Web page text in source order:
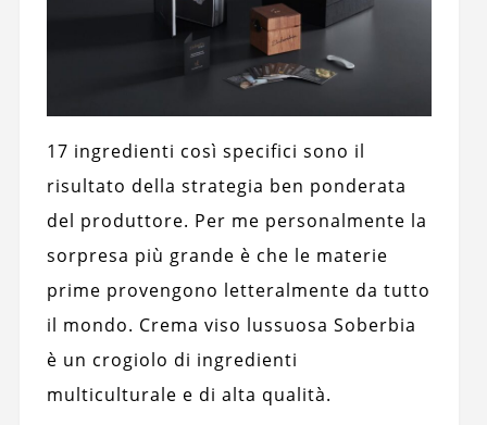
17 ingredienti così specifici sono il
risultato della strategia ben ponderata
del produttore. Per me personalmente la
sorpresa più grande è che le materie
prime provengono letteralmente da tutto
il mondo. Crema viso lussuosa Soberbia
è un crogiolo di ingredienti
multiculturale e di alta qualità.